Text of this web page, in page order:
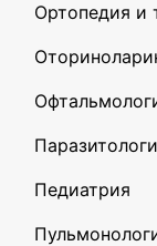
Ортопедия и
Педиатрия